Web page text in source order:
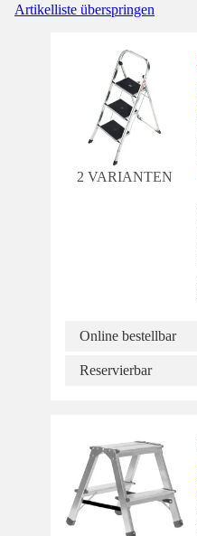
Artikelliste überspringen
2 VARIANTEN
Online bestellbar
Reservierbar